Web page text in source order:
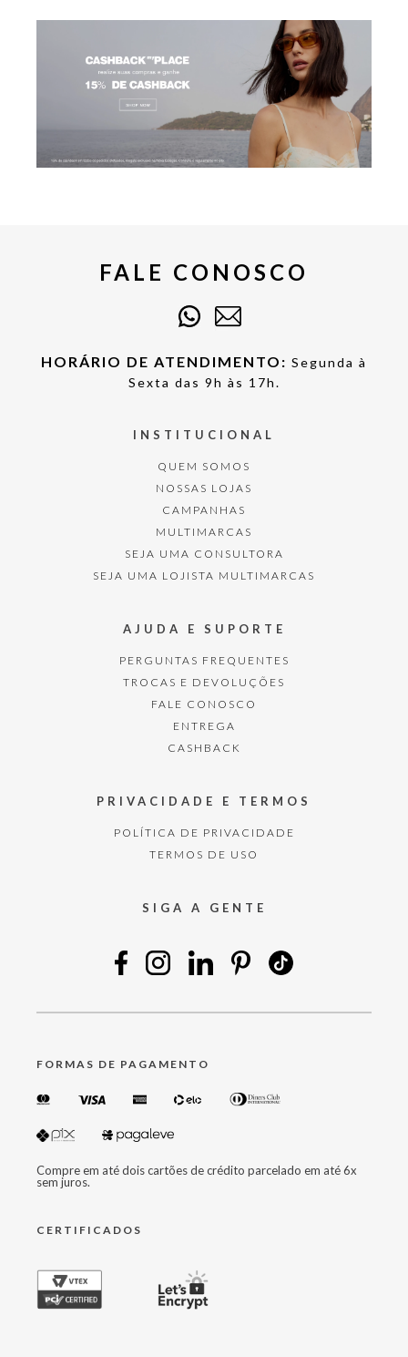
FALE CONOSCO
HORÁRIO DE ATENDIMENTO: Segunda à
Sexta das 9h às 17h.
INSTITUCIONAL
QUEM SOMOS
NOSSAS LOJAS
CAMPANHAS
MULTIMARCAS
SEJA UMA CONSULTORA
SEJA UMA LOJISTA MULTIMARCAS
AJUDA E SUPORTE
PERGUNTAS FREQUENTES
TROCAS E DEVOLUÇÕES
FALE CONOSCO
ENTREGA
CASHBACK
PRIVACIDADE E TERMOS
POLÍTICA DE PRIVACIDADE
TERMOS DE USO
SIGA A GENTE
FORMAS DE PAGAMENTO
Compre em até dois cartões de crédito parcelado em até 6x
sem juros.
CERTIFICADOS